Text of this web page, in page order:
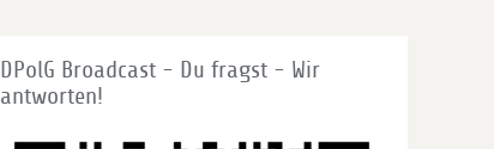
DPolG Broadcast - Du fragst - Wir
antworten!